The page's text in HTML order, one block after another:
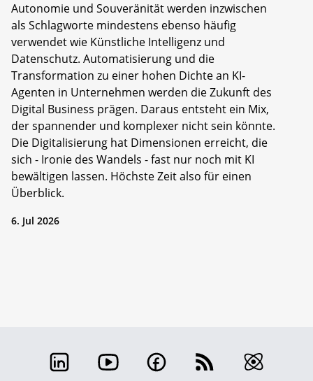
Autonomie und Souveränität werden inzwischen
als Schlagworte mindestens ebenso häufig
verwendet wie Künstliche Intelligenz und
Datenschutz. Automatisierung und die
Transformation zu einer hohen Dichte an KI-
Agenten in Unternehmen werden die Zukunft des
Digital Business prägen. Daraus entsteht ein Mix,
der spannender und komplexer nicht sein könnte.
Die Digitalisierung hat Dimensionen erreicht, die
sich - Ironie des Wandels - fast nur noch mit KI
bewältigen lassen. Höchste Zeit also für einen
Überblick.
6. Jul 2026